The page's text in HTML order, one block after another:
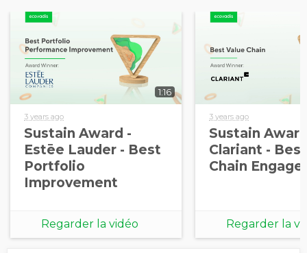
1:16
3 years ago
Sustain Award -
Estēe Lauder - Best
Portfolio
Improvement
Regarder la vidéo
3 years ago
Sustain
Clariant -
Chain
Regarder la